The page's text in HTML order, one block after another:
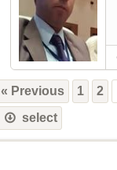
« Previous 1 2
select